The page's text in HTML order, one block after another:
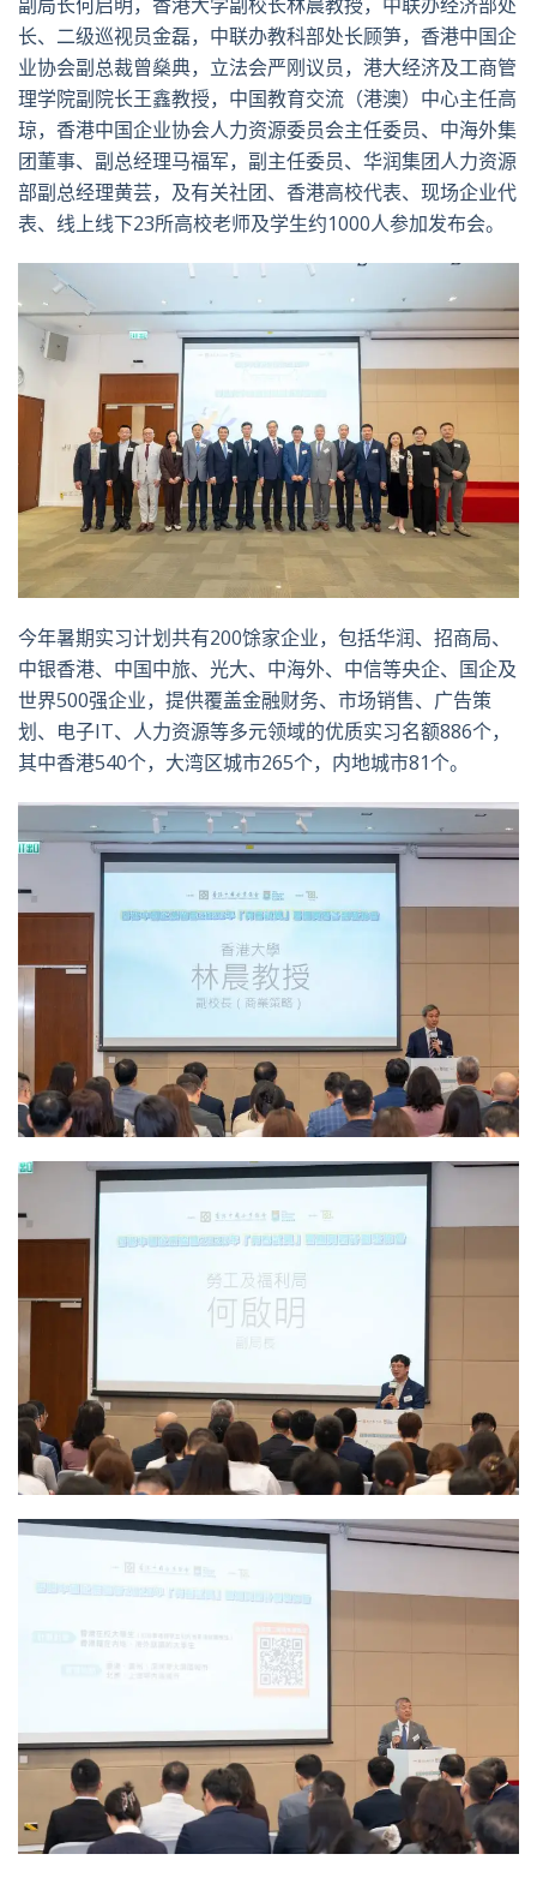
长、二级巡视员金磊，中联办教科部处长顾笋，香港中国企
业协会副总裁曾燊典，立法会严刚议员，港大经济及工商管
理学院副院长王鑫教授，中国教育交流（港澳）中心主任高
琼，香港中国企业协会人力资源委员会主任委员、中海外集
团董事、副总经理马福军，副主任委员、华润集团人力资源
部副总经理黄芸，及有关社团、香港高校代表、现场企业代
表、线上线下23所高校老师及学生约1000人参加发布会。
今年暑期实习计划共有200馀家企业，包括华润、招商局、
中银香港、中国中旅、光大、中海外、中信等央企、国企及
世界500强企业，提供覆盖金融财务、市场销售、广告策
划、电子IT、人力资源等多元领域的优质实习名额886个，
其中香港540个，大湾区城市265个，内地城市81个。